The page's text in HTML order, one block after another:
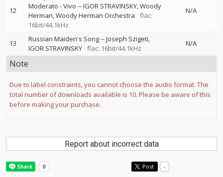
12
Moderato - Vivo --IGOR STRAVINSKY Woody
Herman Woody Herman Orchestra
flac:
16bit/44.1kHz
N/A
13 Russian Maiden's Song--Joseph Szigeti
IGOR STRAVINSKY flac: 16bit/44.1kHz
N/A
Note
Due to label constraints, you cannot choose the audio format. The
total number of downloads available is 10. Please be aware of this
before making your purchase.
Report about incorrect data
Post -